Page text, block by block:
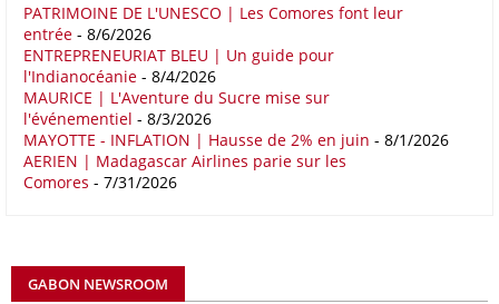
rapport note que les relations entre l'Afrique et l'Europe trouvent leur
fondement dans la proximité géographique et des dynamiques socio-
économiques complémentaires.
16/05/26 COMMERCE CHINE - AFRIQUE
Le déficit commercial de l’Afrique avec la Chine s’est creusé de 48,27
% au cours des quatre premiers mois de 2026 comparativement à la
même période de 2025 pour s’établir à 36,8 milliards de dollars, en
avril, à 81,82 milliards de dollars. Durant la même période, les
importations chinoises en provenance du continent ont atteint 45,02
PATRIMOINE DE L'UNESCO | Les Comores font leur
entrée - 8/6/2026
ENTREPRENEURIAT BLEU | Un guide pour
l'Indianocéanie - 8/4/2026
MAURICE | L'Aventure du Sucre mise sur
l'événementiel - 8/3/2026
MAYOTTE - INFLATION | Hausse de 2% en juin - 8/1/2026
AERIEN | Madagascar Airlines parie sur les
Comores - 7/31/2026
GABON NEWSROOM